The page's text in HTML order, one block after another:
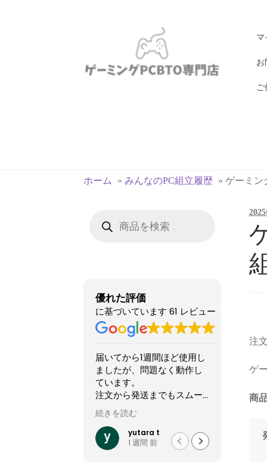
ー
ッ
ン
マ
お
ホーム »みんなのPC組立履歴 »ゲーミン
注
ゲ
商
優れた評価
に基づいています 61 レビュー
届いてから1週間ほど使用し
ましたが、問題なく動作し
ています。
注文から発送までもスムー
ズでした。
他社では難しいカスタマイ
ズが実現でき、大変有難か
続きを読む
yutara t
1 週間 前
怪し
やXで
結果1